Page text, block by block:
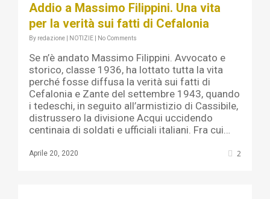
Addio a Massimo Filippini. Una vita
per la verità sui fatti di Cefalonia
By redazione NOTIZIE No Comments
Se n’è andato Massimo Filippini. Avvocato e
storico, classe 1936, ha lottato tutta la vita
perché fosse diffusa la verità sui fatti di
Cefalonia e Zante del settembre 1943, quando
i tedeschi, in seguito all’armistizio di Cassibile,
distrussero la divisione Acqui uccidendo
centinaia di soldati e ufficiali italiani. Fra cui…
Aprile 20, 2020 2